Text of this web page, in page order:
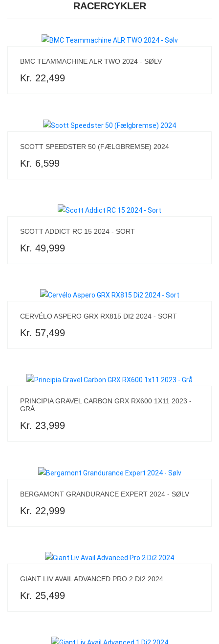
RACERCYKLER
BMC TEAMMACHINE ALR TWO 2024 - SØLV
Kr. 22,499
SCOTT SPEEDSTER 50 (FÆLGBREMSE) 2024
Kr. 6,599
SCOTT ADDICT RC 15 2024 - SORT
Kr. 49,999
CERVÉLO ASPERO GRX RX815 DI2 2024 - SORT
Kr. 57,499
PRINCIPIA GRAVEL CARBON GRX RX600 1X11 2023 -
GRÅ
Kr. 23,999
BERGAMONT GRANDURANCE EXPERT 2024 - SØLV
Kr. 22,999
GIANT LIV AVAIL ADVANCED PRO 2 DI2 2024
Kr. 25,499